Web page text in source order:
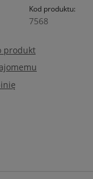
Kod produktu:
7568
produkt